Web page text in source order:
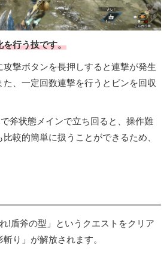
を行う技です。
撃ボタンを長押しすると連撃が発生
、一定回数連撃を行うとビンを回収
斧状態メインで立ち回ると、操作難
較的簡単に扱うことができるため、
!盾斧の型」というクエストをクリア
り」が解放されます。